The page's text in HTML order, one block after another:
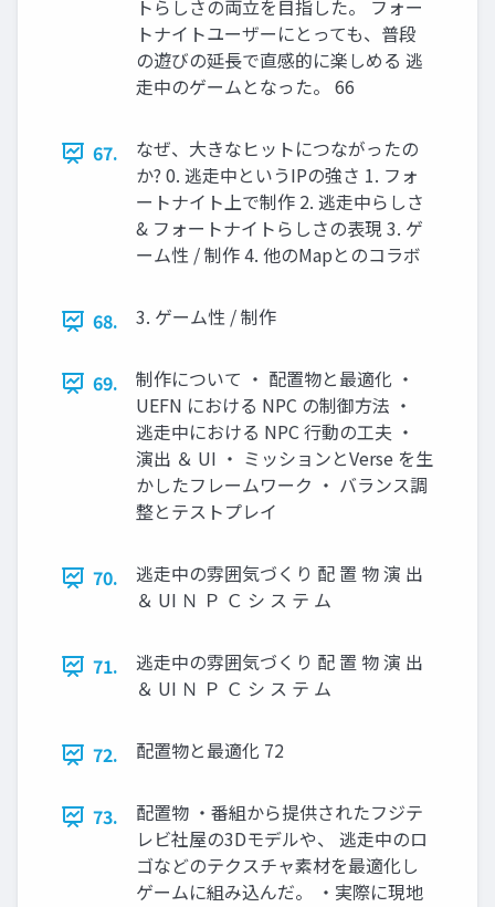
トらしさの両立を目指した。 フォー
トナイトユーザーにとっても、普段
の遊びの延長で直感的に楽しめる 逃
走中のゲームとなった。 66
67.
なぜ、大きなヒットにつながったの
か? 0. 逃走中というIPの強さ 1. フォ
ートナイト上で制作 2. 逃走中らしさ
& フォートナイトらしさの表現 3. ゲ
ーム性 / 制作 4. 他のMapとのコラボ
68. 3. ゲーム性 / 制作
69.
制作について ・ 配置物と最適化 ・
UEFN における NPC の制御方法 ・
逃走中における NPC 行動の工夫 ・
演出 ＆ UI ・ ミッションとVerse を生
かしたフレームワーク ・ バランス調
整とテストプレイ
70.
逃走中の雰囲気づくり 配 置 物 演 出
＆ UI Ｎ Ｐ Ｃ シ ス テ ム
71.
逃走中の雰囲気づくり 配 置 物 演 出
＆ UI Ｎ Ｐ Ｃ シ ス テ ム
72. 配置物と最適化 72
73.
配置物 ・番組から提供されたフジテ
レビ社屋の3Dモデルや、 逃走中のロ
ゴなどのテクスチャ素材を最適化し
ゲームに組み込んだ。 ・実際に現地